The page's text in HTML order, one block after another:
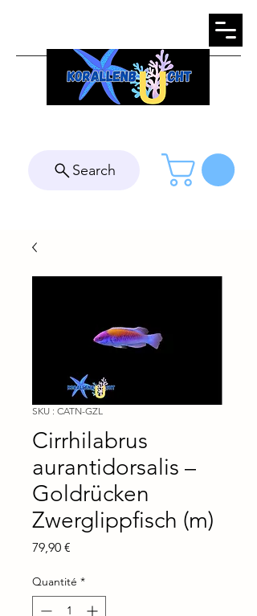
Search
SKU : CATN-GZL
Cirrhilabrus
aurantidorsalis –
Goldrücken
Zwerglippfisch (m)
79,90 €
Quantité *